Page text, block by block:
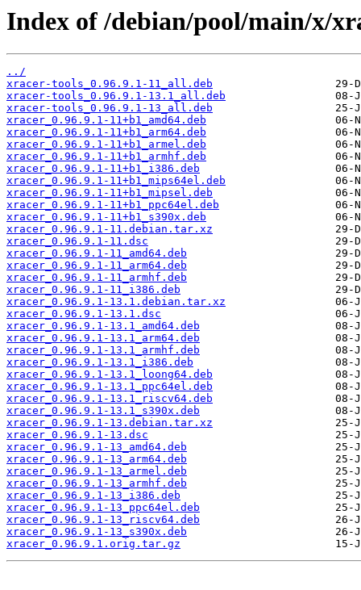
Index of /debian/pool/main/x/
../
xracer-tools_0.96.9.1-11_all.deb
xracer-tools_0.96.9.1-13.1_all.deb
xracer-tools_0.96.9.1-13_all.deb
xracer_0.96.9.1-11+b1_amd64.deb
xracer_0.96.9.1-11+b1_arm64.deb
xracer_0.96.9.1-11+b1_armel.deb
xracer_0.96.9.1-11+b1_armhf.deb
xracer_0.96.9.1-11+b1_i386.deb
xracer_0.96.9.1-11+b1_mips64el.deb
xracer_0.96.9.1-11+b1_mipsel.deb
xracer_0.96.9.1-11+b1_ppc64el.deb
xracer_0.96.9.1-11+b1_s390x.deb
xracer_0.96.9.1-11.debian.tar.xz
xracer_0.96.9.1-11.dsc
xracer_0.96.9.1-11_amd64.deb
xracer_0.96.9.1-11_arm64.deb
xracer_0.96.9.1-11_armhf.deb
xracer_0.96.9.1-11_i386.deb
xracer_0.96.9.1-13.1.debian.tar.xz
xracer_0.96.9.1-13.1.dsc
xracer_0.96.9.1-13.1_amd64.deb
xracer_0.96.9.1-13.1_arm64.deb
xracer_0.96.9.1-13.1_armhf.deb
xracer_0.96.9.1-13.1_i386.deb
xracer_0.96.9.1-13.1_loong64.deb
xracer_0.96.9.1-13.1_ppc64el.deb
xracer_0.96.9.1-13.1_riscv64.deb
xracer_0.96.9.1-13.1_s390x.deb
xracer_0.96.9.1-13.debian.tar.xz
xracer_0.96.9.1-13.dsc
xracer_0.96.9.1-13_amd64.deb
xracer_0.96.9.1-13_arm64.deb
xracer_0.96.9.1-13_armel.deb
xracer_0.96.9.1-13_armhf.deb
xracer_0.96.9.1-13_i386.deb
xracer_0.96.9.1-13_ppc64el.deb
xracer_0.96.9.1-13_riscv64.deb
xracer_0.96.9.1-13_s390x.deb
xracer_0.96.9.1.orig.tar.gz